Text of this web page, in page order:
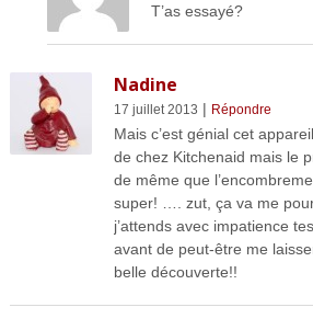
T’as essayé?
Nadine
17 juillet 2013 | Répondre
Mais c’est génial cet
de chez Kitchenaid mais le
de même que
super! …. zut, ça va me
j’attends avec impatience
avant de peut-être me
belle découverte!!